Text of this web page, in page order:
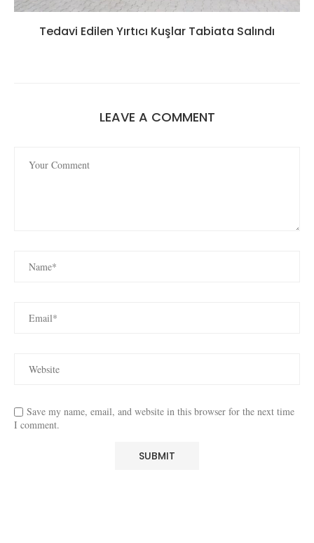
Tedavi Edilen Yırtıcı Kuşlar Tabiata Salındı
LEAVE A COMMENT
Save my name, email, and website in this browser for the next time
I comment.